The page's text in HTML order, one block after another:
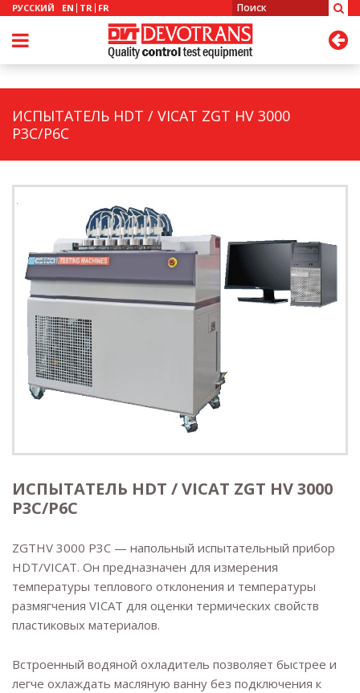
РУССКИЙ EN TR FR
ИСПЫТАТЕЛЬ HDT / VICAT ZGT HV 3000
P3C/P6C
ИСПЫТАТЕЛЬ HDT / VICAT ZGT HV 3000
P3C/P6C
ZGTHV 3000 P3C — напольный испытательный прибор
HDT/VICAT. Он предназначен для измерения
температуры теплового отклонения и температуры
размягчения VICAT для оценки термических свойств
пластиковых материалов.
Встроенный водяной охладитель позволяет быстрее и
легче охлаждать масляную ванну без подключения к